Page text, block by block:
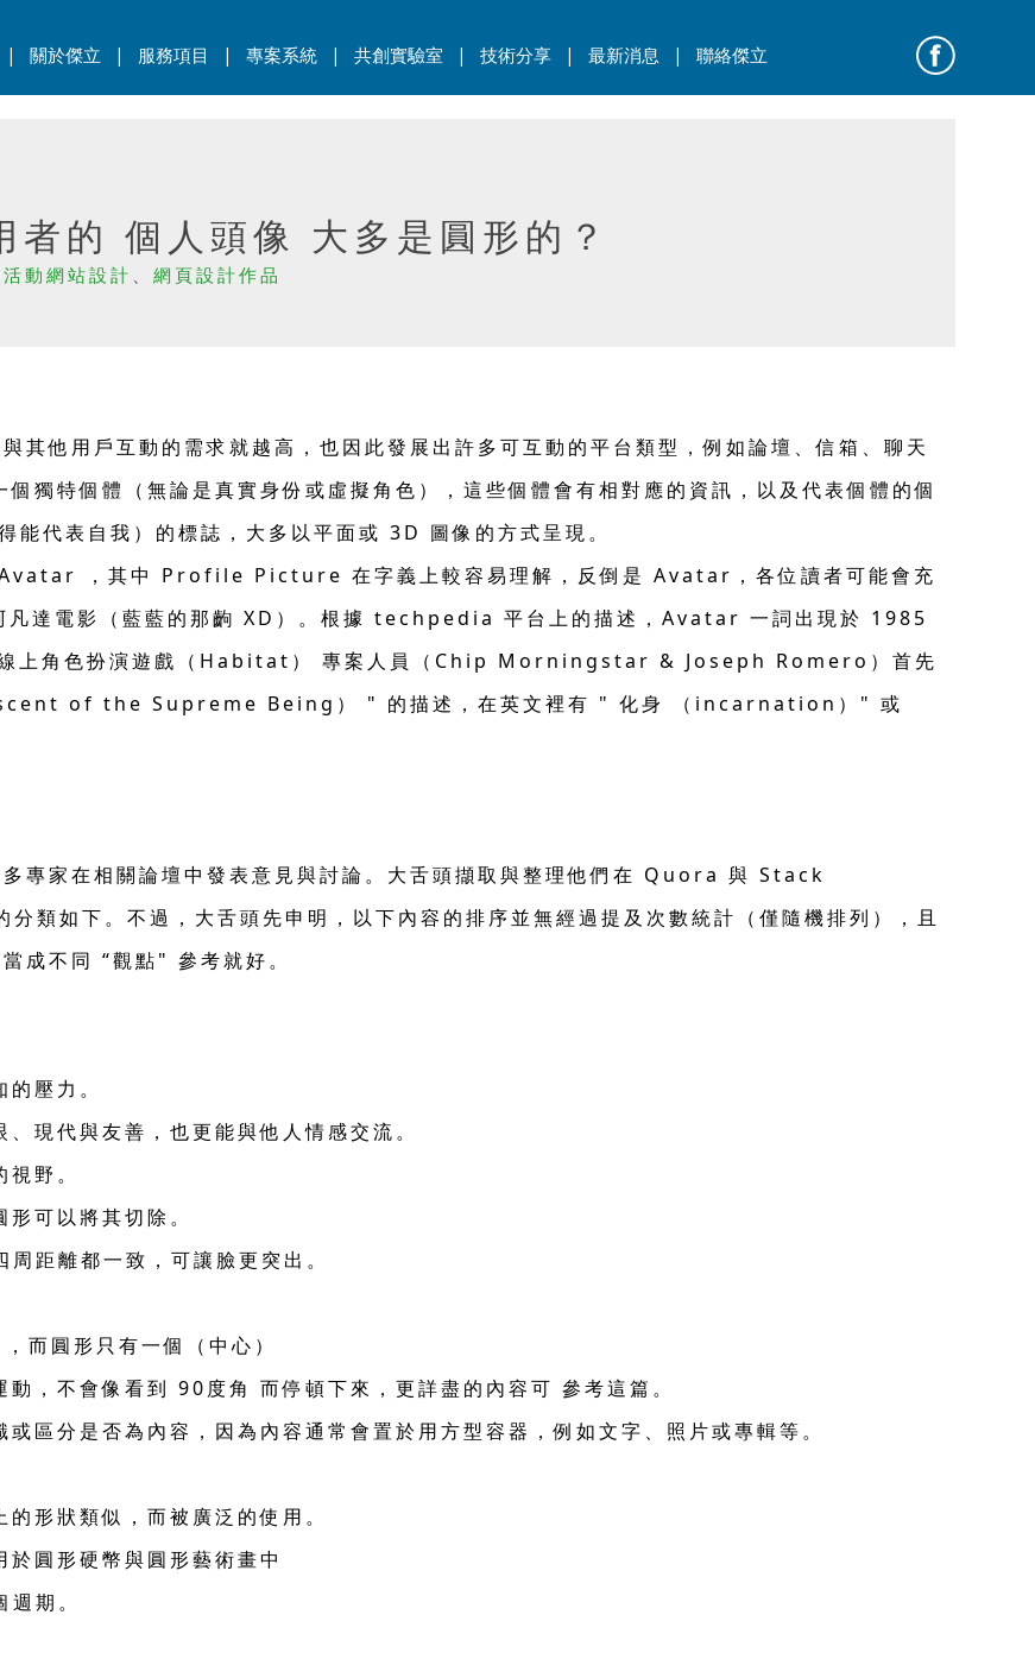
| 關於傑立 | 服務項目 | 專案系統| 共創實驗室 | 技術分享| 最新消息 | 聯絡傑立
的 個人頭像 大多是圓形的？
活動網站設計 、 網頁設計作品
其他用戶互動的需求就越高，也因此發展出許多可互動的平台類型，例如論壇、信箱、聊天
獨特個體（無論是真實身份或虛擬角色），這些個體會有相對應的資訊，以及代表個體的個
能代表自我）的標誌，大多以平面或 3D 圖像的方式呈現。
，其中 Profile Picture 在字義上較容易理解，反倒是 Avatar，各位讀者可能會充
達電影（藍藍的那齣 XD）。根據 techpedia 平台上的描述，Avatar 一詞出現於 1985
線上角色扮演遊戲（Habitat） 專案人員（Chip Morningstar & Joseph Romero）首先
of the Supreme Being） " 的描述，在英文裡有 " 化身 （incarnation）" 或
專家在相關論壇中發表意見與討論。大舌頭擷取與整理他們在 Quora 與 Stack
類如下。不過，大舌頭先申明，以下內容的排序並無經過提及次數統計（僅隨機排列），且
成不同 “觀點" 參考就好。
壓力。
現代與友善，也更能與他人情感交流。
野。
可以將其切除。
距離都一致，可讓臉更突出。
而圓形只有一個（中心）
，不會像看到 90度角 而停頓下來，更詳盡的內容可 參考這篇。
區分是否為內容，因為內容通常會置於用方型容器，例如文字、照片或專輯等。
形狀類似，而被廣泛的使用。
圓形硬幣與圓形藝術畫中
期。